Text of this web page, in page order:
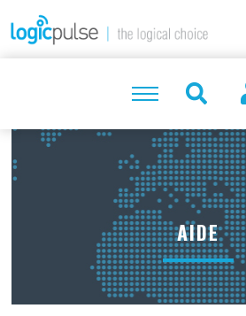
AIDE